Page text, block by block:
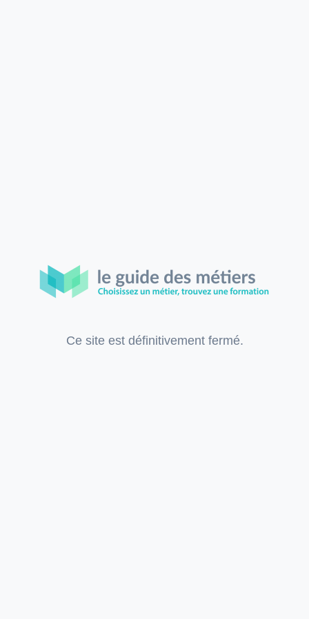
Ce site est définitivement fermé.